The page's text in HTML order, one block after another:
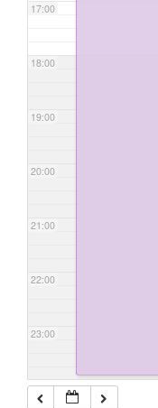
17:00
18:00
19:00
20:00
21:00
22:00
23:00